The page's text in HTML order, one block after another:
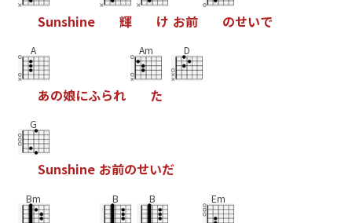
Sunshine 輝 け お前 のせいで
A
あの娘にふられ
Am
た
D
G
Sunshine お前のせいだ
Bm B B Em